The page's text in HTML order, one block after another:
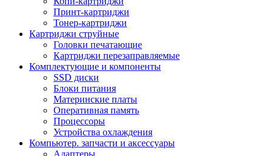
Принт-картриджи
Тонер-картриджи
Картриджи струйные
Головки печатающие
Картриджи перезаправляемые
Комплектующие и компоненты
SSD диски
Блоки питания
Материнские платы
Оперативная память
Процессоры
Устройства охлаждения
Компьютер. запчасти и аксессуары
Адаптеры